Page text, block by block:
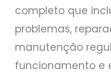
completo que
problemas,
manutenção
funcionamento e